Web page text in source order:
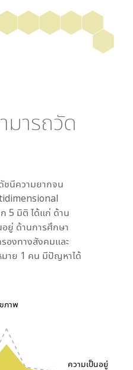
มารถวัด
ชนีความยากจน
5 มิติ ได้แก่ ด้าน
ยู่ ด้านการศึกษา
องทางสังคมและ
มาย 1 คน มีปัญหาได้
ภาพ
ความเป็นอยู่